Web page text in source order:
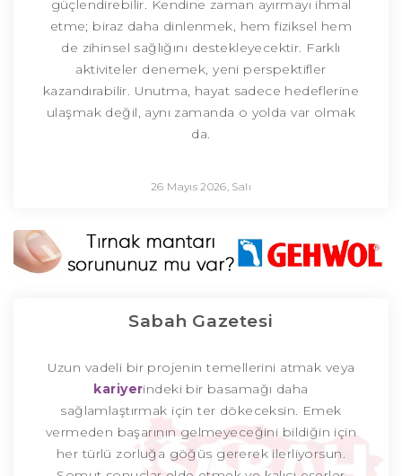
güçlendirebilir. Kendine zaman ayırmayı ihmal
etme; biraz daha dinlenmek, hem fiziksel hem
de zihinsel sağlığını destekleyecektir. Farklı
aktiviteler denemek, yeni perspektifler
kazandırabilir. Unutma, hayat sadece hedeflerine
ulaşmak değil, aynı zamanda o yolda var olmak
da.
26 Mayıs 2026, Salı
Sabah Gazetesi
Uzun vadeli bir projenin temellerini atmak veya
kariyerindeki bir basamağı daha
sağlamlaştırmak için ter dökeceksin. Emek
vermeden başarının gelmeyeceğini bildiğin için
her türlü zorluğa göğüs gererek ilerliyorsun.